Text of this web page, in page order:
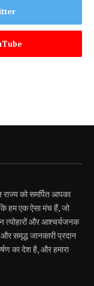
को समर्पित आपका
हम एक ऐसा मंच हैं, जो
त्योहारों और आश्चर्यजनक
समृद्ध जानकारी प्रदान
का देश है, और हमारा